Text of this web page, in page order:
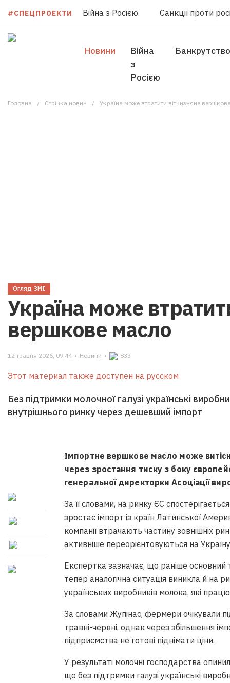
#СПЕЦПРОЕКТИ Війна з Росією Санкції проти
Новини
Війна
з
Росією
Банкрутство
Головна Стрічка новин Україна може втратити вітчизняне
Огляд ЗМІ
Україна може
вершкове масло
12 травня 2026, 09:44 • Новини • 833
Этот материал также доступен на русском
Без підтримки молочної галузі українські
внутрішнього ринку через дешевший імпорт
Імпортне вершкове масло може
через зростання тиску з боку
генеральної директорки Асоціації
За її словами, на ринку ЄС
зростає імпорт із країн Латинської
компанії втрачають частину зовнішніх
активніше переорієнтовуються на
Експертка зазначає, що раніше
тепер аналогічна ситуація виникла й на
українських виробників молока, які
За словами Жупінас, фермери очікували
травні-червні, однак через збільшення
підприємства не готові піднімати ціни.
У результаті молочні господарства
що без підтримки галузі українські